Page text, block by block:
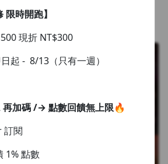
限時開跑】
現折 NT$300
起 - 8/13（只有一週）
再加碼 /→ 點數回饋無上限🔥
訂閱
1% 點數